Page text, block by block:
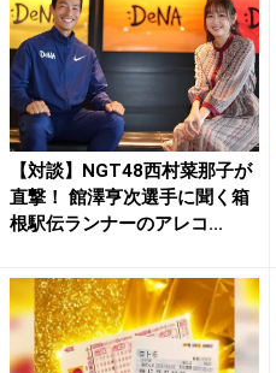
【対談】NGT48西村菜那子が
直撃！ 館澤亨次選手に聞く箱
根駅伝ランナーのアレコ...